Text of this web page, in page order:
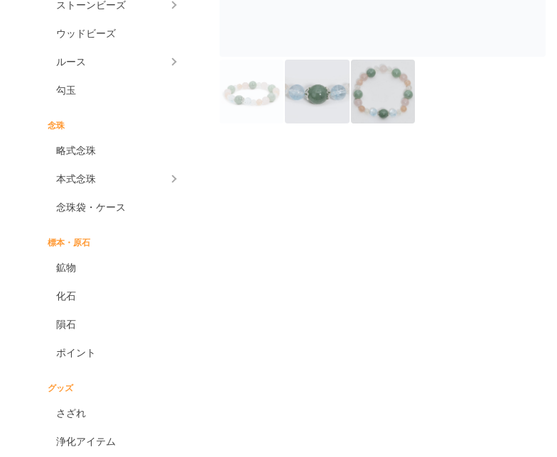
ストーンビーズ
ウッドビーズ
ルース
勾玉
念珠
略式念珠
本式念珠
念珠袋・ケース
標本・原石
鉱物
化石
隕石
ポイント
グッズ
さざれ
浄化アイテム